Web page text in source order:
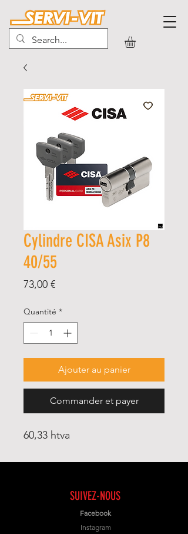
Cylindre CISA Asix P8
40/55
73,00 €Prix
Quantité *
Ajouter au panier
Commander et payer
60,33 htva
SUIVEZ-NOUS
Facebook
Instagram